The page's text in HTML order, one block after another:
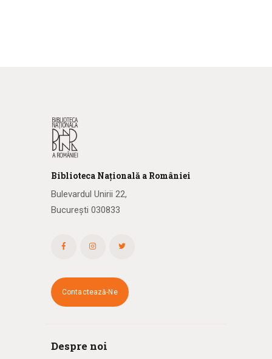
Biblioteca Națională a României
Bulevardul Unirii 22,
București 030833
Contactează-Ne
Despre noi